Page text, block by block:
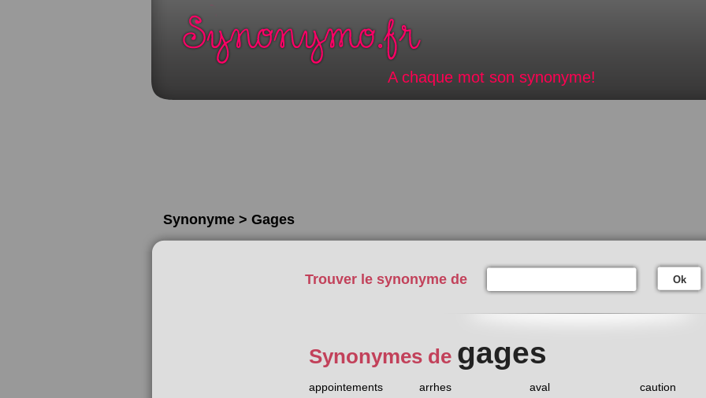
A chaque mot son synonyme!
Synonyme > Gages
Trouver le synonyme de Ok
Synonymes de gages
appointements arrhes aval
caution